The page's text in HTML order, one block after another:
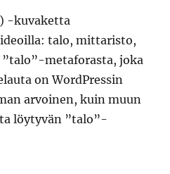
-kuvaketta
talo, mittaristo,
metaforasta, joka
on WordPressin
arvoinen, kuin muun
löytyvän ”talo”-